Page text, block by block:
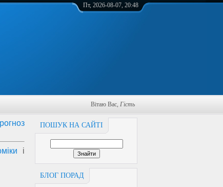
Пт, 2026-08-07, 20:48
Вітаю Вас, Гість
ПОШУК НА САЙТІ
БЛОГ ПОРАД
і